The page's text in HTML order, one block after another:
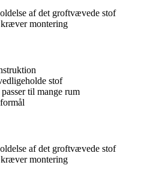
af det groftvævede stof
montering
stof
til mange rum
af det groftvævede stof
montering